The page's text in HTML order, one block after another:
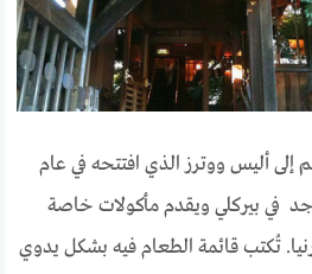
إلى أليس ووترز الذي افتتحه في عام
في بيركلي ويقدم مأكولات خاصة
تُكتب قائمة الطعام فيه بشكل يدوي